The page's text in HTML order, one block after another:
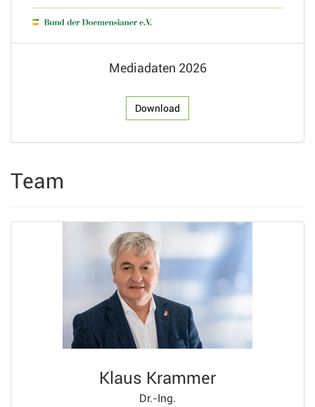
Mediadaten 2026
Download
Team
Klaus Krammer
Dr.-Ing.